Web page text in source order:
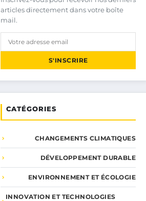
articles directement dans votre boîte
mail.
S'INSCRIRE
CATÉGORIES
CHANGEMENTS CLIMATIQUES
DÉVELOPPEMENT DURABLE
ENVIRONNEMENT ET ÉCOLOGIE
INNOVATION ET TECHNOLOGIES